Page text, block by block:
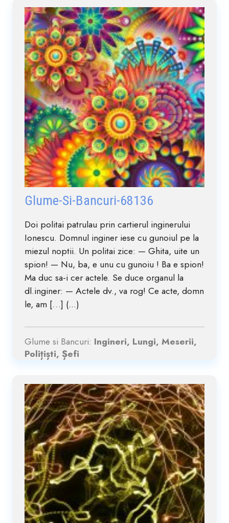
Glume-Si-Bancuri-68136
Doi politai patrulau prin cartierul inginerului
Ionescu. Domnul inginer iese cu gunoiul pe la
miezul noptii. Un politai zice: — Ghita, uite un
spion! — Nu, ba, e unu cu gunoiu ! Ba e spion!
Ma duc sa-i cer actele. Se duce organul la
dl.inginer: — Actele dv., va rog! Ce acte, domn
le, am […] (...)
Glume si Bancuri: Ingineri, Lungi, Meserii,
Polițiști, Șefi